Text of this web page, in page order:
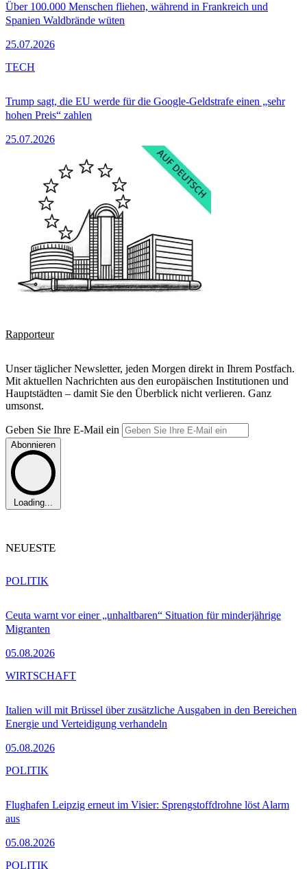
Über 100.000 Menschen fliehen, während in Frankreich und
Spanien Waldbrände wüten
25.07.2026
Trump sagt, die EU werde für die Google-Geldstrafe einen „sehr
hohen Preis“ zahlen
25.07.2026
TECH
Rapporteur
Unser täglicher Newsletter, jeden Morgen direkt in Ihrem Postfach.
Mit aktuellen Nachrichten aus den europäischen Institutionen und
Hauptstädten – damit Sie den Überblick nicht verlieren. Ganz
umsonst.
Geben Sie Ihre E-Mail ein
Abonnieren
Loading...
NEUESTE
Ceuta warnt vor einer „unhaltbaren“ Situation für minderjährige
Migranten
05.08.2026
POLITIK
Italien will mit Brüssel über zusätzliche Ausgaben in den Bereichen
Energie und Verteidigung verhandeln
05.08.2026
WIRTSCHAFT
Flughafen Leipzig erneut im Visier: Sprengstoffdrohne löst Alarm
aus
05.08.2026
POLITIK
POLITIK